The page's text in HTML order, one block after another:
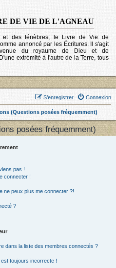
DE VIE DE L'AGNEAU
et des ténèbres, le Livre de Vie de
annoncé par les Écritures. Il s'agit
du royaume de Dieu et de
extrémité à l'autre de la Terre, tous
Connexion
S’enregistrer
(Questions posées fréquemment)
posées fréquemment)
pas !
connecter !
ne peux plus me connecter ?!
?
dans la liste des membres connectés ?
est toujours incorrecte !